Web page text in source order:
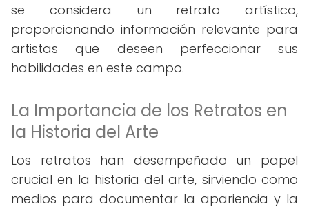
se considera un retrato artístico,
proporcionando información relevante para
artistas que deseen perfeccionar sus
habilidades en este campo.
La Importancia de los Retratos en
la Historia del Arte
Los retratos han desempeñado un papel
crucial en la historia del arte, sirviendo como
medios para documentar la apariencia y la